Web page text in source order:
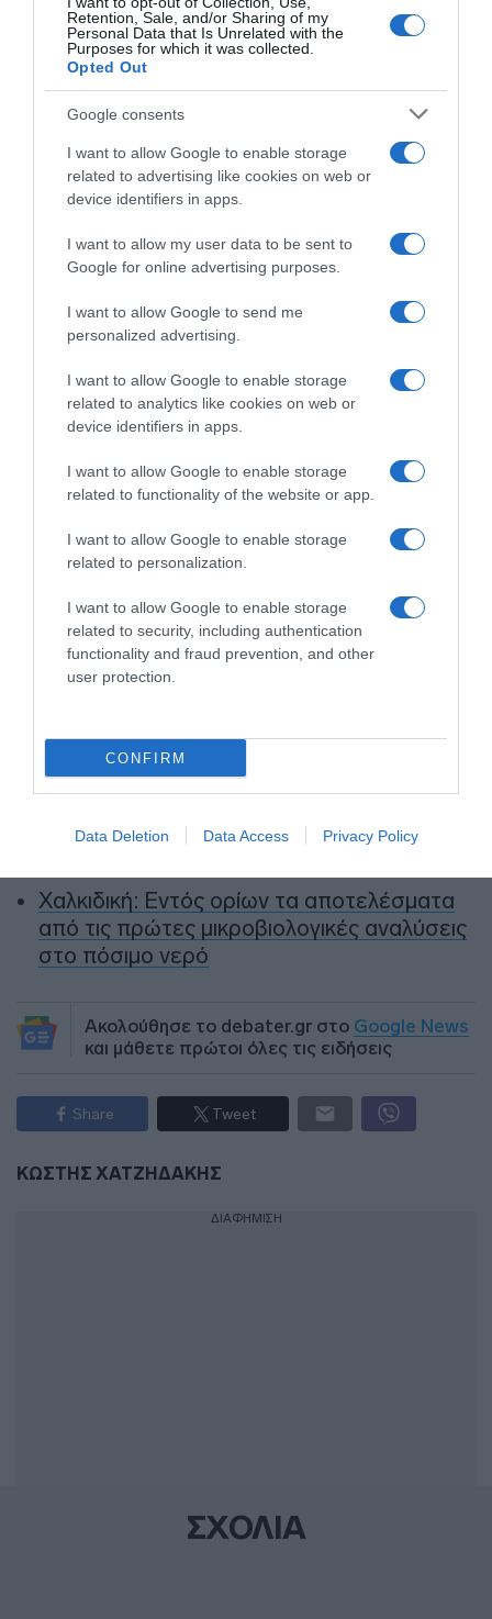
Retention, Sale, and/or Sharing of my
Personal Data that Is Unrelated with the
Purposes for which it was collected.
Opted Out
Google consents
I want to allow Google to enable storage
related to advertising like cookies on web or
device identifiers in apps.
I want to allow my user data to be sent to
Google for online advertising purposes.
I want to allow Google to send me
personalized advertising.
I want to allow Google to enable storage
related to analytics like cookies on web or
device identifiers in apps.
I want to allow Google to enable storage
related to functionality of the website or app.
I want to allow Google to enable storage
related to personalization.
I want to allow Google to enable storage
related to security, including authentication
functionality and fraud prevention, and other
user protection.
CONFIRM
Data Deletion Data Access Privacy Policy
στο χρόνο. Είναι υποχρέωση όλων των
κομμάτων να καταθέσουν προτάσεις, από
διαφορετικές αφετηρίες, που να
αντανακλούν όμως το δημόσιο διάλογο σε μια
σύγχρονη ευρωπαϊκή δημοκρατία».
ΔΙΑΦΗΜΙΣΗ
Προσθήκη ως προτεινόμενη
Ειδήσεις σήμερα
Αυστρία: Νέο ρεκόρ υψηλής θερμοκρασίας,
με 41,2 βαθμούς Κελσίου
διατάχθηκαν να εκκενώσουν το
Κραματόρσκ
ΗΠΑ: Ο Ζούκερμπεργκ απολογήθηκε στην
Χαλκιδική: Εντός ορίων τα αποτελέσματα
από τις πρώτες μικροβιολογικές αναλύσεις
στο πόσιμο νερό
Ακολούθησε το debater.gr στο Google News
και μάθετε πρώτοι όλες τις ειδήσεις
Share Tweet
ΚΩΣΤΗΣ ΧΑΤΖΗΔΑΚΗΣ
ΔΙΑΦΗΜΙΣΗ
ΣΧΟΛΙΑ